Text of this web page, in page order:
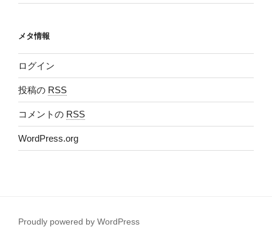
メタ情報
ログイン
投稿の RSS
コメントの RSS
WordPress.org
Proudly powered by WordPress